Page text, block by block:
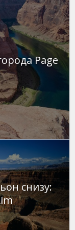
Page
снизу: